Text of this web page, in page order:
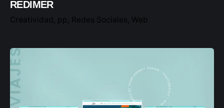
Posicionamiento SEO Avanzado
Reporte de actividad Mensual.
Análisis de la competencia.
Uso de ALT Text en imágenes
Liks internos efectivos
REDIMER
Creatividad pp Redes Sociales Web